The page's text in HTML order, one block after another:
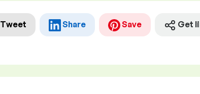
Tweet Share Save Get